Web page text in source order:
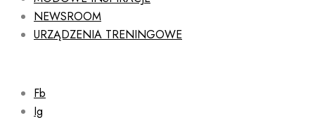
NEWSROOM
URZĄDZENIA TRENINGOWE
Fb
Ig